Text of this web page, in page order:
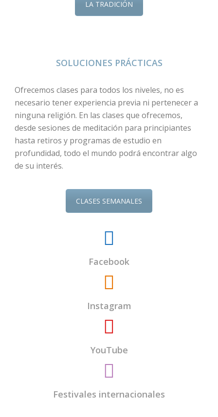
LA TRADICIÓN
SOLUCIONES PRÁCTICAS
Ofrecemos clases para todos los niveles, no es
necesario tener experiencia previa ni pertenecer a
ninguna religión. En las clases que ofrecemos,
desde sesiones de meditación para principiantes
hasta retiros y programas de estudio en
profundidad, todo el mundo podrá encontrar algo
de su interés.
CLASES SEMANALES
Facebook
Instagram
YouTube
Festivales internacionales